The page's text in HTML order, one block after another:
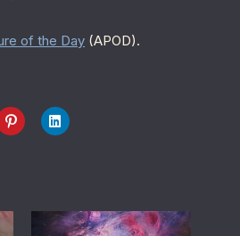
of the Day (APOD).